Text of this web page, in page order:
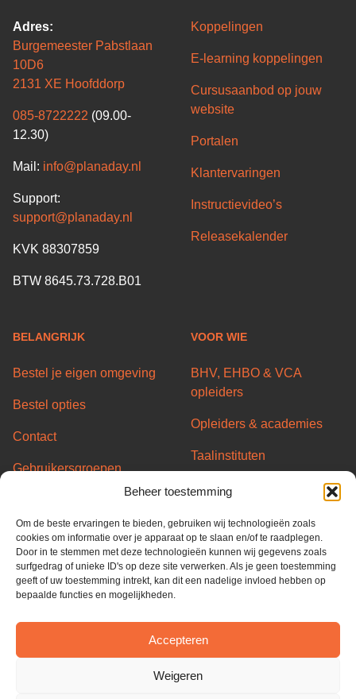
Beheer toestemming
Om de beste ervaringen te bieden, gebruiken wij technologieën zoals
cookies om informatie over je apparaat op te slaan en/of te raadplegen.
Door in te stemmen met deze technologieën kunnen wij gegevens zoals
surfgedrag of unieke ID's op deze site verwerken. Als je geen toestemming
geeft of uw toestemming intrekt, kan dit een nadelige invloed hebben op
bepaalde functies en mogelijkheden.
Accepteren
Weigeren
Adres:
Burgemeester Pabstlaan
10D6
2131 XE Hoofddorp
085-8722222 (09.00-
12.30)
Mail: info@planaday.nl
Support:
support@planaday.nl
KVK 88307859
BTW 8645.73.728.B01
Koppelingen
E-learning koppelingen
Cursusaanbod op jouw
website
Portalen
Klantervaringen
Instructievideo’s
Releasekalender
BELANGRIJK
Bestel je eigen omgeving
Bestel opties
Contact
Gebruikersgroepen
Partners
Algemene voorwaarden
Privacy Policy
Cookie Policy
ISO 27001
VOOR WIE
BHV, EHBO & VCA
opleiders
Opleiders & academies
Taalinstituten
Transport/Code95
Overheid & Gemeentes